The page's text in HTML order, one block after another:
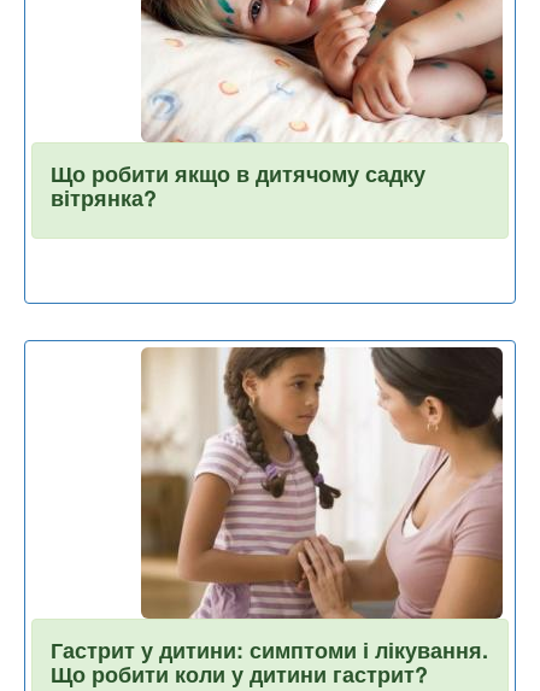
Що робити якщо в дитячому садку
вітрянка?
Гастрит у дитини: симптоми і лікування.
Що робити коли у дитини гастрит?